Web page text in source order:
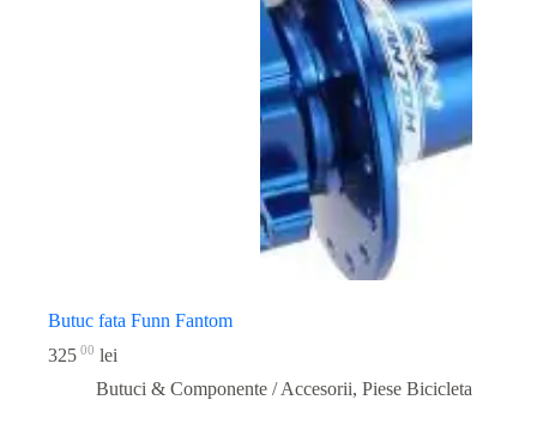
Butuc fata Funn Fantom
325 00 lei
Butuci & Componente / Accesorii, Piese Bicicleta